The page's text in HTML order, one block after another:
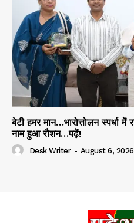
बेटी हमर मान…भारोत्तोलन
नाम हुआ रौशन…पढ़ें!
Desk Writer - August 6, 2026